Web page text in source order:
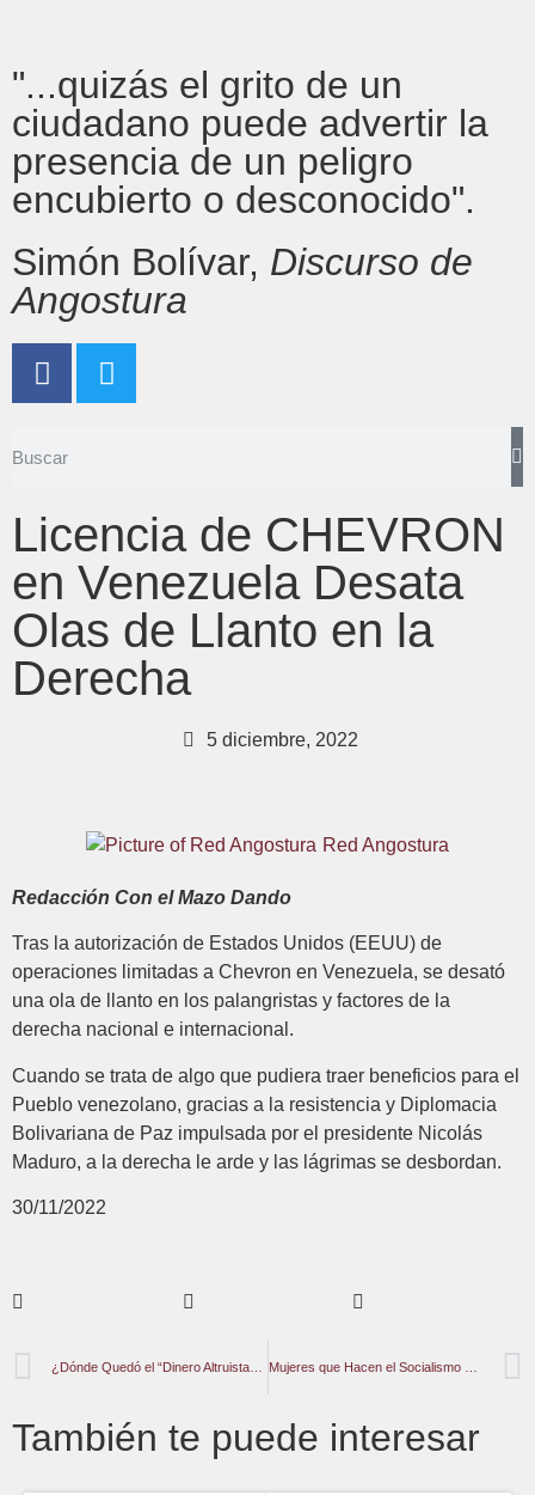
"...quizás el grito de un
ciudadano puede advertir la
presencia de un peligro
encubierto o desconocido".
Simón Bolívar, Discurso de
Angostura
Licencia de CHEVRON
en Venezuela Desata
Olas de Llanto en la
Derecha
5 diciembre, 2022
Red Angostura
Redacción Con el Mazo Dando
Tras la autorización de Estados Unidos (EEUU) de
operaciones limitadas a Chevron en Venezuela, se desató
una ola de llanto en los palangristas y factores de la
derecha nacional e internacional.
Cuando se trata de algo que pudiera traer beneficios para el
Pueblo venezolano, gracias a la resistencia y Diplomacia
Bolivariana de Paz impulsada por el presidente Nicolás
Maduro, a la derecha le arde y las lágrimas se desbordan.
30/11/2022
También te puede interesar